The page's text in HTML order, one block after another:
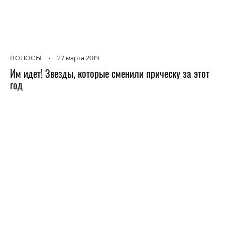
ВОЛОСЫ • 27 марта 2019
Им идет! Звезды, которые сменили прическу за этот
год